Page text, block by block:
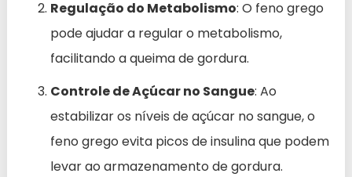
Regulação do Metabolismo: O feno grego
pode ajudar a regular o metabolismo,
facilitando a queima de gordura.
Controle de Açúcar no Sangue: Ao
estabilizar os níveis de açúcar no sangue, o
feno grego evita picos de insulina que podem
levar ao armazenamento de gordura.